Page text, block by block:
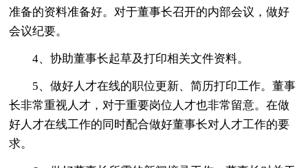
准备的资料准备好。对于董事长召开的内部会议，做好
会议纪要。
4、协助董事长起草及打印相关文件资料。
5、做好人才在线的职位更新、简历打印工作。董事
长非常重视人才，对于重要岗位人才也非常留意。在做
好人才在线工作的同时配合做好董事长对人才工作的要
求。